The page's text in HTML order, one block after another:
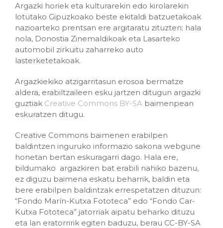
Argazki horiek eta kulturarekin edo kirolarekin
lotutako Gipuzkoako beste ekitaldi batzuetakoak
nazioarteko prentsan ere argitaratu zituzten; hala
nola, Donostia Zinemaldikoak eta Lasarteko
automobil zirkuitu zaharreko auto
lasterketetakoak.
Argazkiekiko atzigarritasun erosoa bermatze
aldera, erabiltzaileen esku jartzen ditugun argazki
guztiak Creative Commons BY-SA baimenpean
eskuratzen ditugu.
Creative Commons baimenen erabilpen
baldintzen inguruko informazio sakona webgune
honetan bertan eskuragarri dago. Hala ere,
bildumako argazkiren bat erabili nahiko bazenu,
ez diguzu baimena eskatu beharrik, baldin eta
bere erabilpen baldintzak errespetatzen dituzun:
“Fondo Marín-Kutxa Fototeca” edo “Fondo Car-
Kutxa Fototeca” jatorriak aipatu beharko dituzu
eta lan eratorririk egiten baduzu, berau CC-BY-SA